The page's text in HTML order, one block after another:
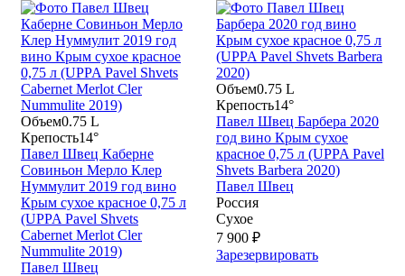
Объем0.75 L
Крепость14°
Павел Швец Каберне
Совиньон Мерло Клер
Нуммулит 2019 год вино
Крым сухое красное 0,75 л
(UPPA Pavel Shvets
Сabernet Merlot Cler
Nummulite 2019)
Павел Швец
Объем0.75 L
Крепость14°
Павел Швец Барбера 2020
год вино Крым сухое
красное 0,75 л (UPPA Pavel
Shvets Barbera 2020)
Павел Швец
Россия
Сухое
7 900 ₽
Зарезервировать